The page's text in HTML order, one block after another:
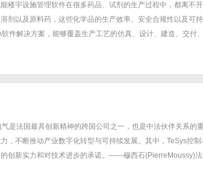
楼宇设施管理软件在很多药品、试剂的生产过程中，都离不
剂以及原料药，这些化学品的生产效率、安全合规性以及可
件解决方案，能够覆盖生产工艺的仿真、设计、建造、交付
是法国最具创新精神的跨国公司之一，也是中法伙伴关系的
，不断推动产业数字化转型与可持续发展。其中，TeSys控制
创新实力和对技术进步的承诺。——穆西石(PierreMoussy)法